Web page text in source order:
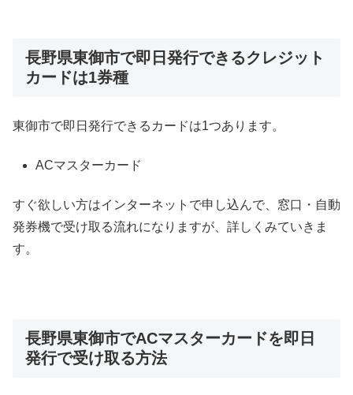
長野県東御市で即日発行できるクレジット
カードは1券種
東御市で即日発行できるカードは1つあります。
ACマスターカード
すぐ欲しい方はインターネットで申し込んで、窓口・自動
発券機で受け取る流れになりますが、詳しくみていきま
す。
長野県東御市でACマスターカードを即日
発行で受け取る方法